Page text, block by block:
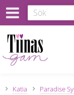
Katia Paradise